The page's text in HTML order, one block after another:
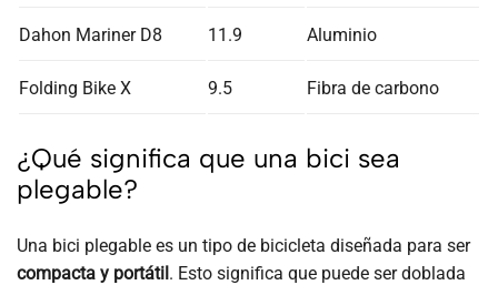
Dahon Mariner D8 11.9 Aluminio
Folding Bike X 9.5 Fibra de carbono
¿Qué significa que una bici sea
plegable?
Una bici plegable es un tipo de bicicleta diseñada para ser
compacta y portátil. Esto significa que puede ser doblada